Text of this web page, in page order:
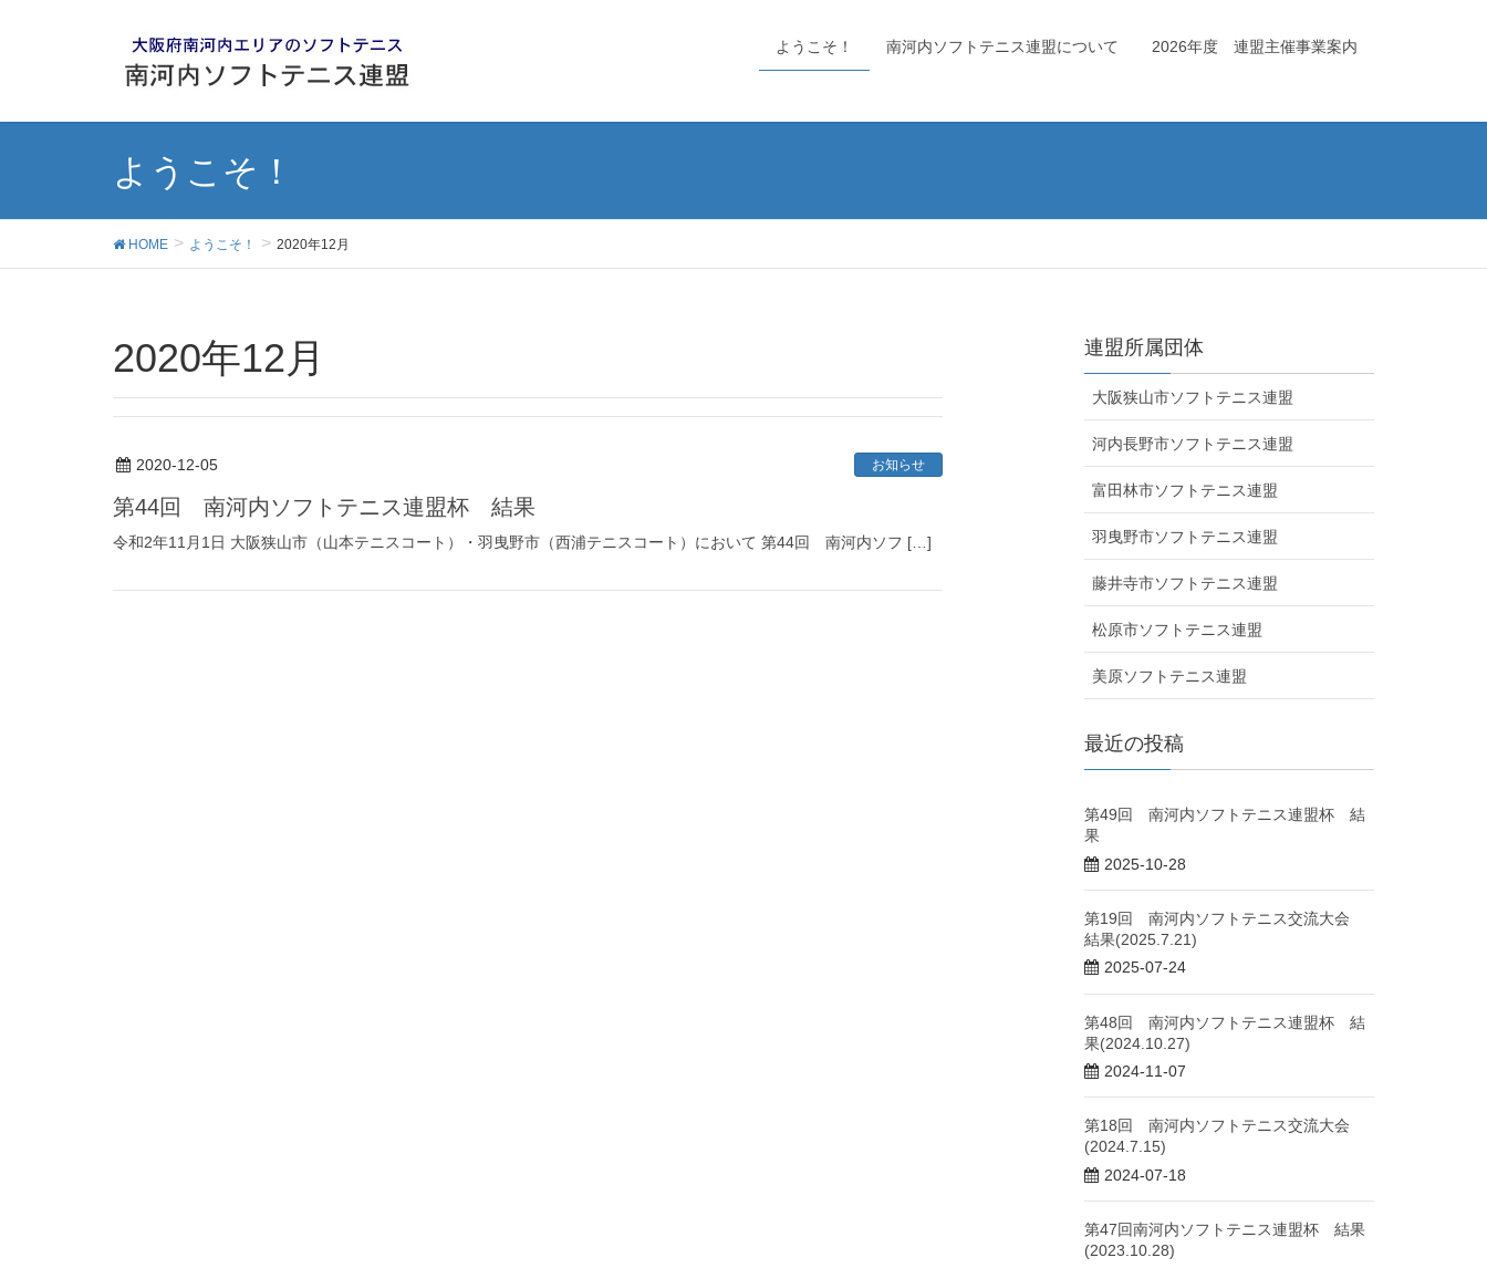
ようこそ！ 南河内ソフトテニス連盟について 2026年度 連盟主催事業案内
ようこそ！
HOME ようこそ！ 2020年12月
2020年12月
2020-12-05 お知らせ
第44回 南河内ソフトテニス連盟杯 結果
令和2年11月1日 大阪狭山市（山本テニスコート）・羽曳野市（西浦テニスコート）において 第44回 南河内ソフ […]
連盟所属団体
大阪狭山市ソフトテニス連盟
河内長野市ソフトテニス連盟
富田林市ソフトテニス連盟
羽曳野市ソフトテニス連盟
藤井寺市ソフトテニス連盟
松原市ソフトテニス連盟
美原ソフトテニス連盟
最近の投稿
第49回 南河内ソフトテニス連盟杯 結
果
2025-10-28
第19回 南河内ソフトテニス交流大会
結果(2025.7.21)
2025-07-24
第48回 南河内ソフトテニス連盟杯 結
果(2024.10.27)
2024-11-07
第18回 南河内ソフトテニス交流大会
(2024.7.15)
2024-07-18
第47回南河内ソフトテニス連盟杯 結果
(2023.10.28)